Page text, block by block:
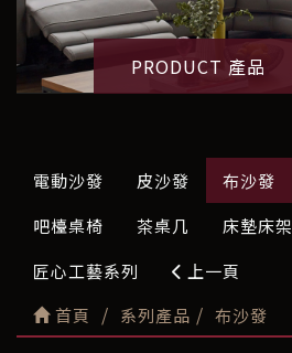
PRODUCT 產品
電動沙發 皮沙發 布沙發
吧檯桌椅
茶桌几 床墊床架
匠心工藝系列
上一頁
首頁
系列產品 布沙發